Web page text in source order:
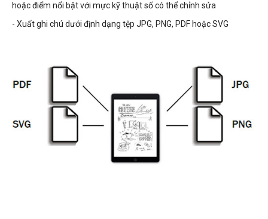
hoặc điểm nổi bật với mực kỹ thuật số có thể chỉnh sửa
- Xuất ghi chú dưới định dạng tệp JPG, PNG, PDF hoặc SVG